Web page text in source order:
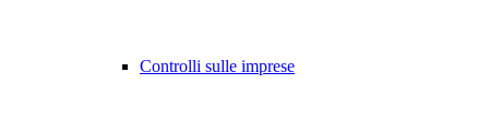
Controlli sulle imprese